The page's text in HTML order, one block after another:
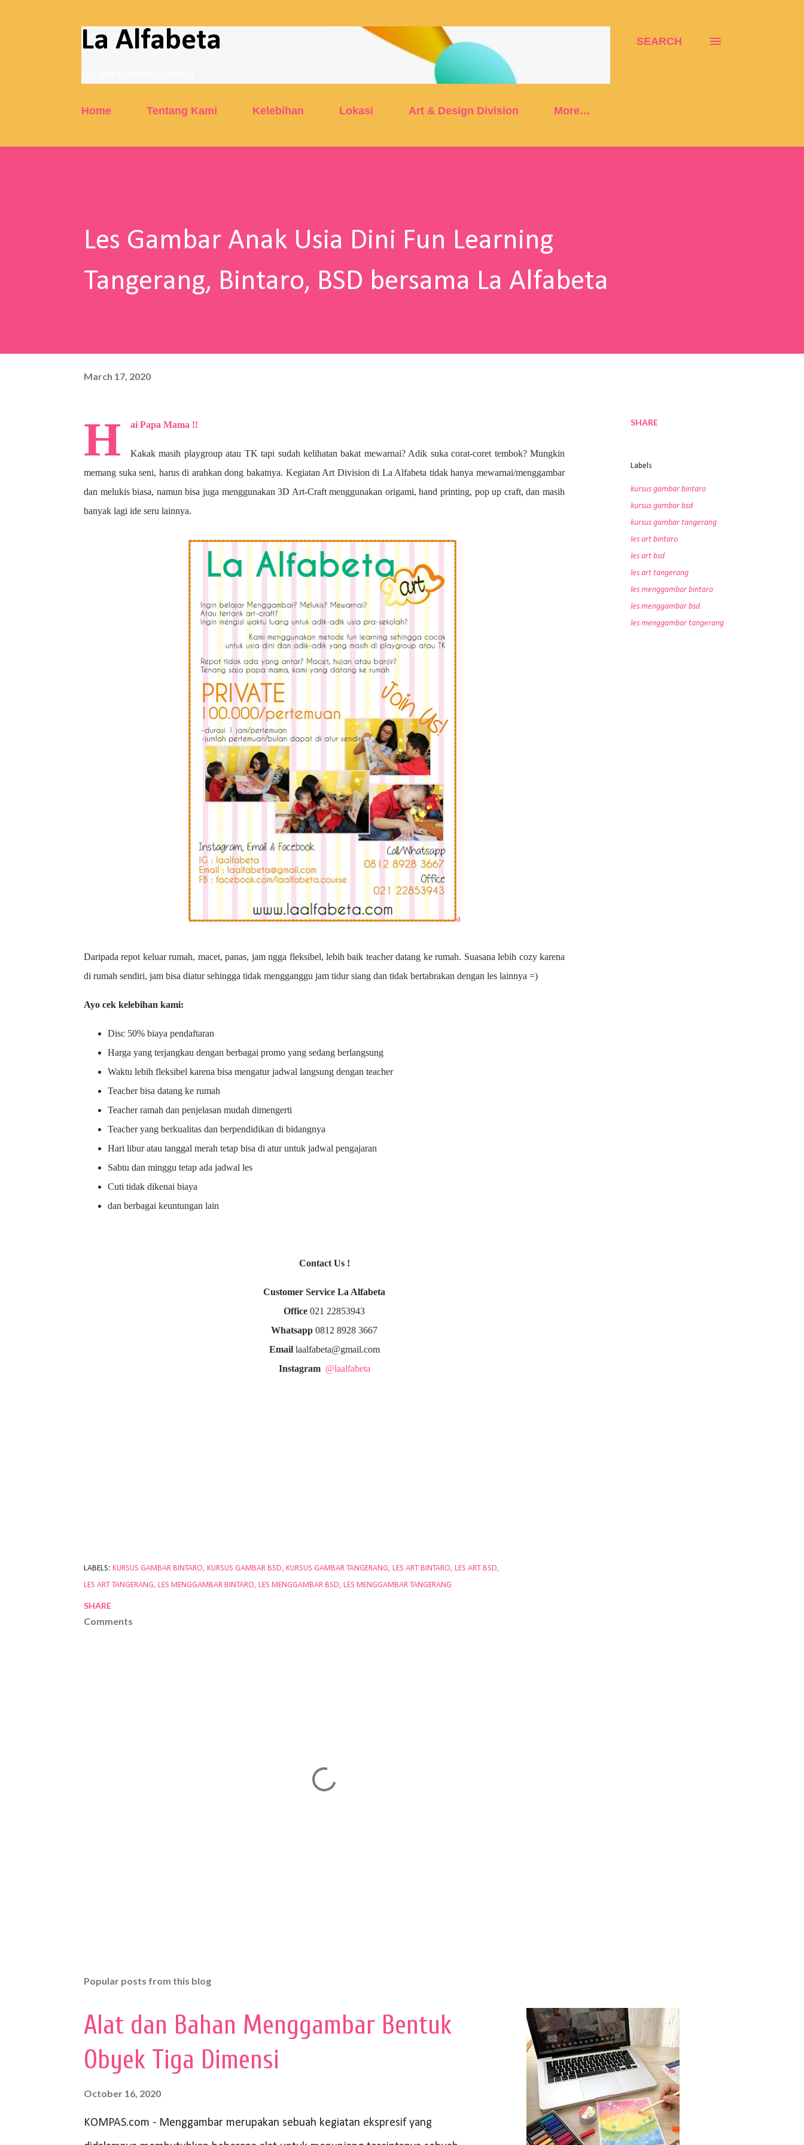
La Alfabeta SEARCH
Home Tentang Kami Kelebihan Lokasi Art & Design Division More…
Les Gambar Anak Usia Dini Fun Learning
Tangerang, Bintaro, BSD bersama La Alfabeta
March 17, 2020
H ai Papa Mama !!
Kakak masih playgroup atau TK tapi sudah kelihatan bakat mewarnai? Adik suka corat-coret tembok? Mungkin
memang suka seni, harus di arahkan dong bakatnya. Kegiatan Art Division di La Alfabeta tidak hanya mewarnai/menggambar
dan melukis biasa, namun bisa juga menggunakan 3D Art-Craft menggunakan origami, hand printing, pop up craft, dan masih
banyak lagi ide seru lainnya.
a
Daripada repot keluar rumah, macet, panas, jam ngga fleksibel, lebih baik teacher datang ke rumah. Suasana lebih cozy karena
di rumah sendiri, jam bisa diatur sehingga tidak mengganggu jam tidur siang dan tidak bertabrakan dengan les lainnya =)
Ayo cek kelebihan kami:
Disc 50% biaya pendaftaran
Harga yang terjangkau dengan berbagai promo yang sedang berlangsung
Waktu lebih fleksibel karena bisa mengatur jadwal langsung dengan teacher
Teacher bisa datang ke rumah
Teacher ramah dan penjelasan mudah dimengerti
Teacher yang berkualitas dan berpendidikan di bidangnya
Hari libur atau tanggal merah tetap bisa di atur untuk jadwal pengajaran
Sabtu dan minggu tetap ada jadwal les
Cuti tidak dikenai biaya
dan berbagai keuntungan lain
Contact Us !
Customer Service La Alfabeta
Office 021 22853943
Whatsapp 0812 8928 3667
Emaillaalfabeta@gmail.com
Instagram @laalfabeta
SHARE
Labels
kursus gambar bintaro
kursus gambar bsd
kursus gambar tangerang
les art bintaro
les art bsd
les art tangerang
les menggambar bintaro
les menggambar bsd
les menggambar tangerang
LABELS: KURSUS GAMBAR BINTARO KURSUS GAMBAR BSD KURSUS GAMBAR TANGERANG LES ART BINTARO LES ART BSD
LES ART TANGERANG LES MENGGAMBAR BINTARO LES MENGGAMBAR BSD LES MENGGAMBAR TANGERANG
SHARE
Comments
Popular posts from this blog
Alat dan Bahan Menggambar Bentuk
Obyek Tiga Dimensi
October 16, 2020
KOMPAS.com - Menggambar merupakan sebuah kegiatan ekspresif yang